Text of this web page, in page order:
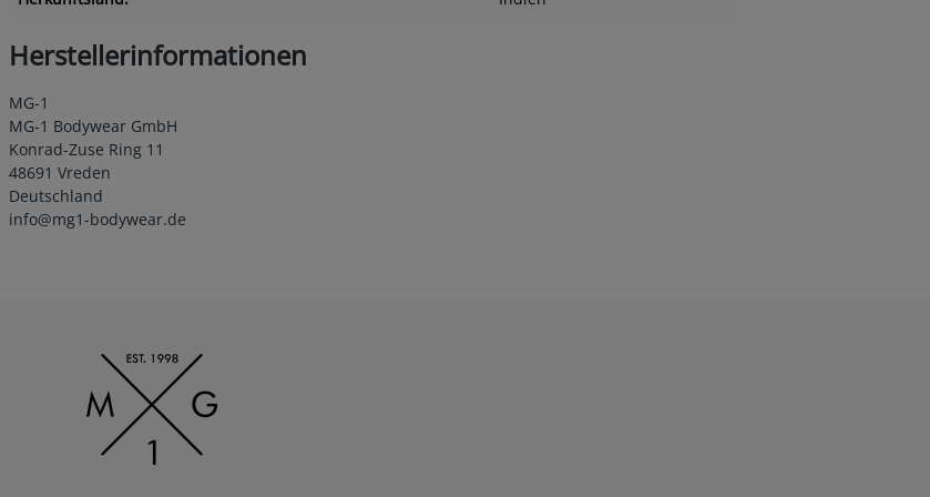
Herstellerinformationen
MG-1
MG-1 Bodywear GmbH
Konrad-Zuse Ring 11
48691 Vreden
Deutschland
info@mg1-bodywear.de